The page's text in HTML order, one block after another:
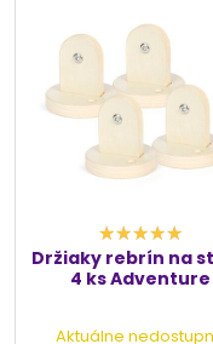
Držiaky rebrín na
4 ks Adventure
Aktuálne